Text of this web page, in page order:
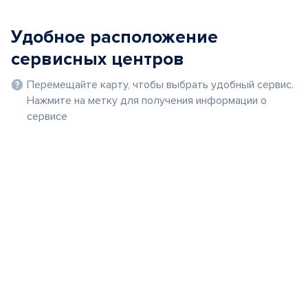
Удобное расположение
сервисных центров
Перемещайте карту, чтобы выбрать удобный сервис.
Нажмите на метку для получения информации о
сервисе